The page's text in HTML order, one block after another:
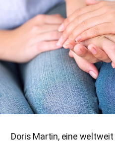
Doris Martin, eine